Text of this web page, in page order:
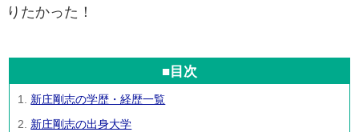
りたかった！
■目次
新庄剛志の学歴・経歴一覧
新庄剛志の出身大学